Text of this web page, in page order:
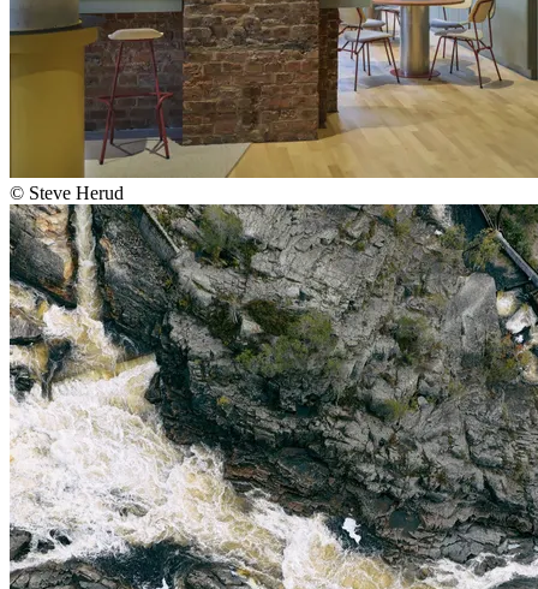
© Steve Herud